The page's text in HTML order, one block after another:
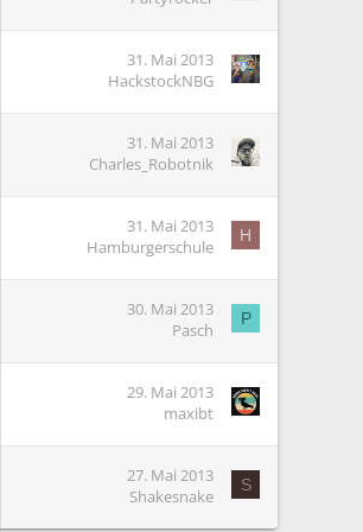
31. Mai 2013
HackstockNBG
31. Mai 2013
Charles_Robotnik
31. Mai 2013
Hamburgerschule
H
30. Mai 2013
Pasch
P
29. Mai 2013
maxibt
27. Mai 2013
Shakesnake
S